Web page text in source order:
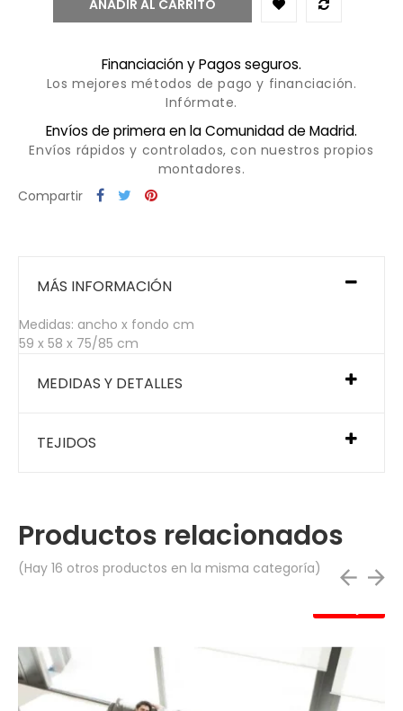
AÑADIR AL CARRITO
Financiación y Pagos seguros.
Los mejores métodos de pago y financiación.
Infórmate.
Envíos de primera en la Comunidad de Madrid.
Envíos rápidos y controlados, con nuestros propios
montadores.
Compartir
MÁS INFORMACIÓN
Medidas: ancho x fondo cm
59 x 58 x 75/85 cm
MEDIDAS Y DETALLES
TEJIDOS
Productos relacionados
(Hay 16 otros productos en la misma categoría)